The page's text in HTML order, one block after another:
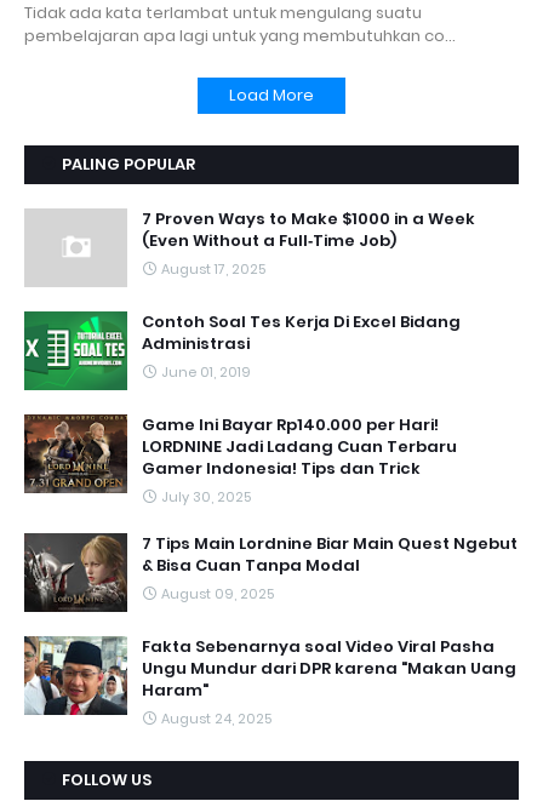
Tidak ada kata terlambat untuk mengulang suatu
pembelajaran apa lagi untuk yang membutuhkan co…
Load More
PALING POPULAR
7 Proven Ways to Make $1000 in a Week
(Even Without a Full‑Time Job)
August 17, 2025
Contoh Soal Tes Kerja Di Excel Bidang
Administrasi
June 01, 2019
Game Ini Bayar Rp140.000 per Hari!
LORDNINE Jadi Ladang Cuan Terbaru
Gamer Indonesia! Tips dan Trick
July 30, 2025
7 Tips Main Lordnine Biar Main Quest Ngebut
& Bisa Cuan Tanpa Modal
August 09, 2025
Fakta Sebenarnya soal Video Viral Pasha
Ungu Mundur dari DPR karena "Makan Uang
Haram"
August 24, 2025
FOLLOW US